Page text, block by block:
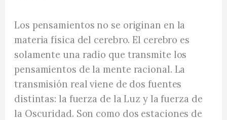
Los pensamientos no se originan en la
materia física del cerebro. El cerebro es
solamente una radio que transmite los
pensamientos de la mente racional. La
transmisión real viene de dos fuentes
distintas: la fuerza de la Luz y la fuerza de
la Oscuridad. Son como dos estaciones de